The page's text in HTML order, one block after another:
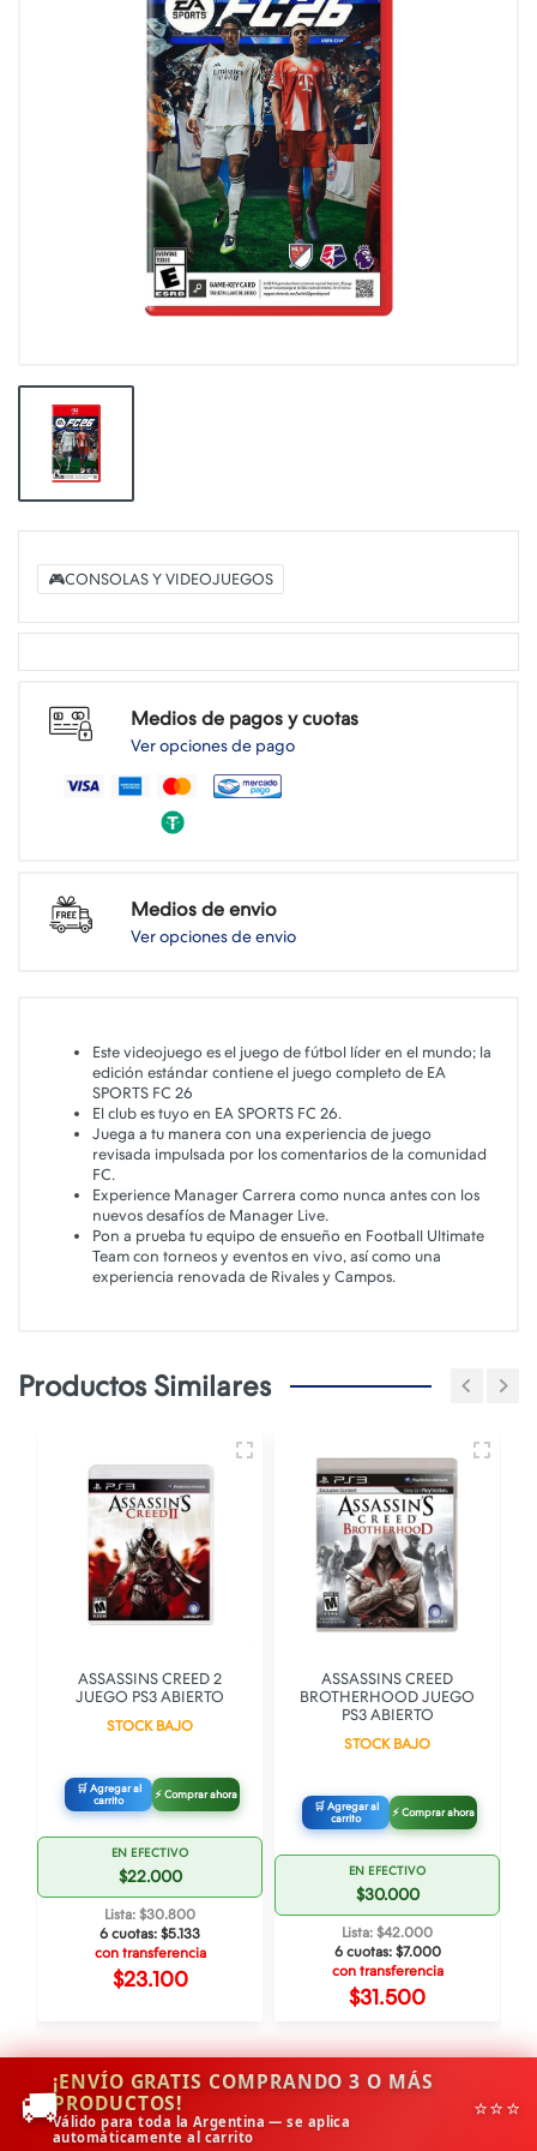
👕INDUMENTARIA🧢
👾COLECCIONABLES🧸
💻MUNDO PC GAMER💻
🔌CABLES Y ADAPTADORES🔌
🤓MUNDO PC OFICINA🤓
🫗GEEK HOME🍵
🎮CONSOLAS Y VIDEOJUEGOS
Medios de pagos y cuotas
Ver opciones de pago
Medios de envio
Ver opciones de envio
Este videojuego es el juego de fútbol líder en el mundo; la
edición estándar contiene el juego completo de EA
SPORTS FC 26
El club es tuyo en EA SPORTS FC 26.
Juega a tu manera con una experiencia de juego
revisada impulsada por los comentarios de la comunidad
FC.
Experience Manager Carrera como nunca antes con los
nuevos desafíos de Manager Live.
Pon a prueba tu equipo de ensueño en Football Ultimate
Team con torneos y eventos en vivo, así como una
experiencia renovada de Rivales y Campos.
Productos Similares
ASSASSINS CREED 2
JUEGO PS3 ABIERTO
STOCK BAJO
🛒 Agregar al
carrito
⚡ Comprar ahora
EN EFECTIVO
$22.000
Lista: $30.800
6 cuotas: $5.133
con transferencia
$23.100
ASSASSINS CREED
BROTHERHOOD JUEGO
PS3 ABIERTO
STOCK BAJO
🛒 Agregar al
carrito
⚡ Comprar ahora
EN EFECTIVO
$30.000
Lista: $42.000
6 cuotas: $7.000
con transferencia
$31.500
🚚 ¡ENVÍO GRATIS COMPRANDO 3 O MÁS
PRODUCTOS!
Válido para toda la Argentina — se aplica
automáticamente al carrito
⭐⭐⭐